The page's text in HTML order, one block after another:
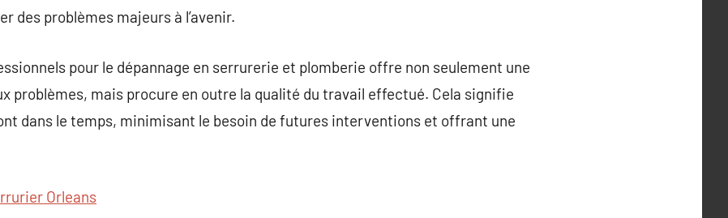
des problèmes majeurs à l’avenir.
pour le dépannage en serrurerie et plomberie offre non seulement une
problèmes, mais procure en outre la qualité du travail effectué. Cela signifie
dans le temps, minimisant le besoin de futures interventions et offrant une
Orleans